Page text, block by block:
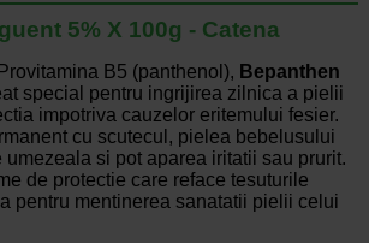
5% X 100g - Catena
B5 (panthenol), Bepanthen
special pentru ingrijirea zilnica a pielii
impotriva cauzelor eritemului fesier.
cu scutecul, pielea bebelusului
umezeala si pot aparea iritatii sau prurit.
de protectie care reface tesuturile
pentru mentinerea sanatatii pielii celui